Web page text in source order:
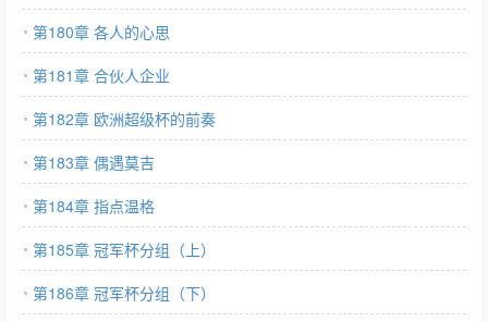
第180章 各人的心思
第181章 合伙人企业
第182章 欧洲超级杯的前奏
第183章 偶遇莫吉
第184章 指点温格
第185章 冠军杯分组（上）
第186章 冠军杯分组（下）